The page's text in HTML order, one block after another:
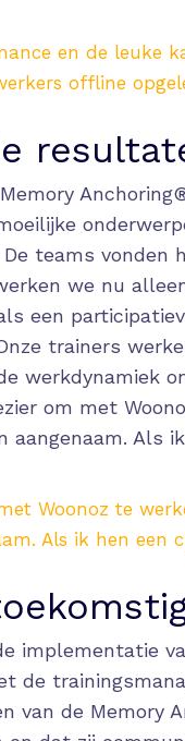
en de leuke
offline
teams
we nu
een
trainers
werkdynamiek
om met
aangenaam. Als
Woonoz te
Als ik hen
implementatie
de
van de Memory